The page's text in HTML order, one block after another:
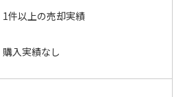
1件以上の売却実績
購入実績なし